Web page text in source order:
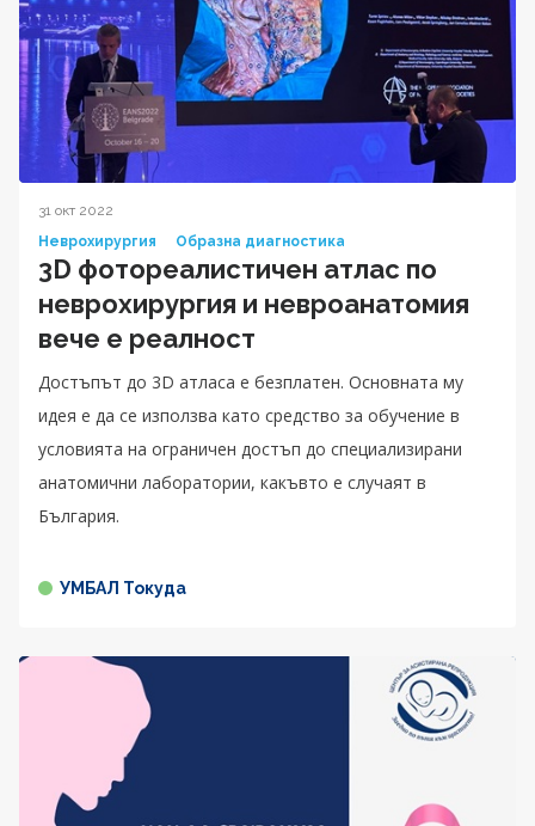
31 окт 2022
Неврохирургия
Образна диагностика
3D фотореалистичен атлас по
неврохирургия и невроанатомия
вече е реалност
Достъпът до 3D атласа е безплатен. Основната му
идея е да се използва като средство за обучение в
условията на ограничен достъп до специализирани
анатомични лаборатории, какъвто е случаят в
България.
УМБАЛ Токуда